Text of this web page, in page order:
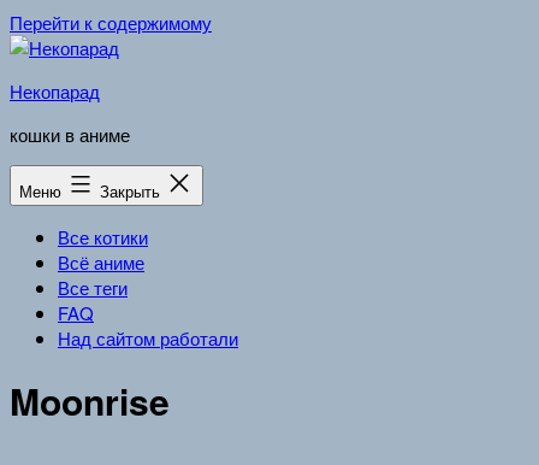
Перейти к содержимому
Некопарад
кошки в аниме
Меню Закрыть
Все котики
Всё аниме
Все теги
FAQ
Над сайтом работали
Moonrise